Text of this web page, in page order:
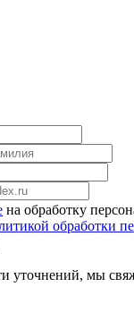
на обработку
обработки
уточнений, мы